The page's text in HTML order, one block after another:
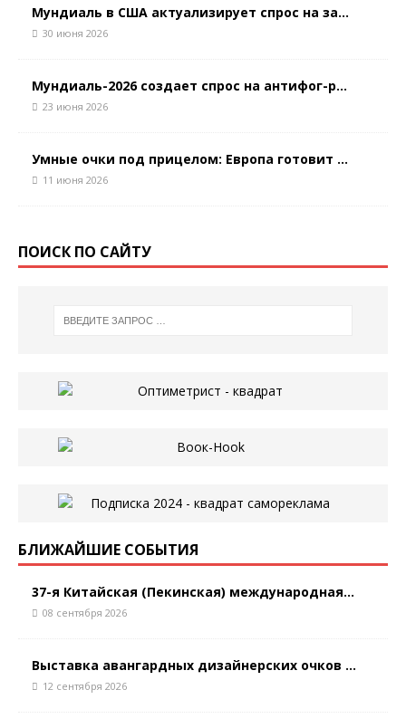
Мундиаль в США актуализирует спрос на за...
30 июня 2026
Мундиаль-2026 создает спрос на антифог-р...
23 июня 2026
Умные очки под прицелом: Европа готовит ...
11 июня 2026
ПОИСК ПО САЙТУ
БЛИЖАЙШИЕ СОБЫТИЯ
37-я Китайская (Пекинская) международная...
08 сентября 2026
Выставка авангардных дизайнерских очков ...
12 сентября 2026